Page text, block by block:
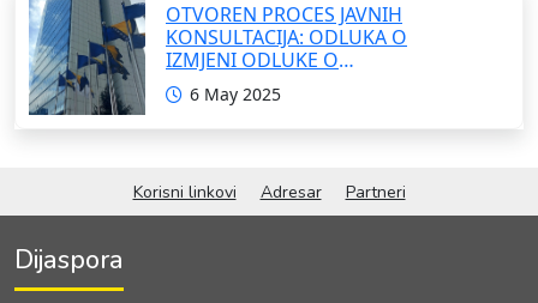
OTVOREN PROCES JAVNIH
KONSULTACIJA: ODLUKA O
IZMJENI ODLUKE O
FORMIRANJU INTERRESORNE
RADNE GRUPE ZA IZRADU
OKVIRNOG ZAKONA O
HERCEGOVINE
6 May 2025
Korisni linkovi Adresar Partneri
Dijaspora